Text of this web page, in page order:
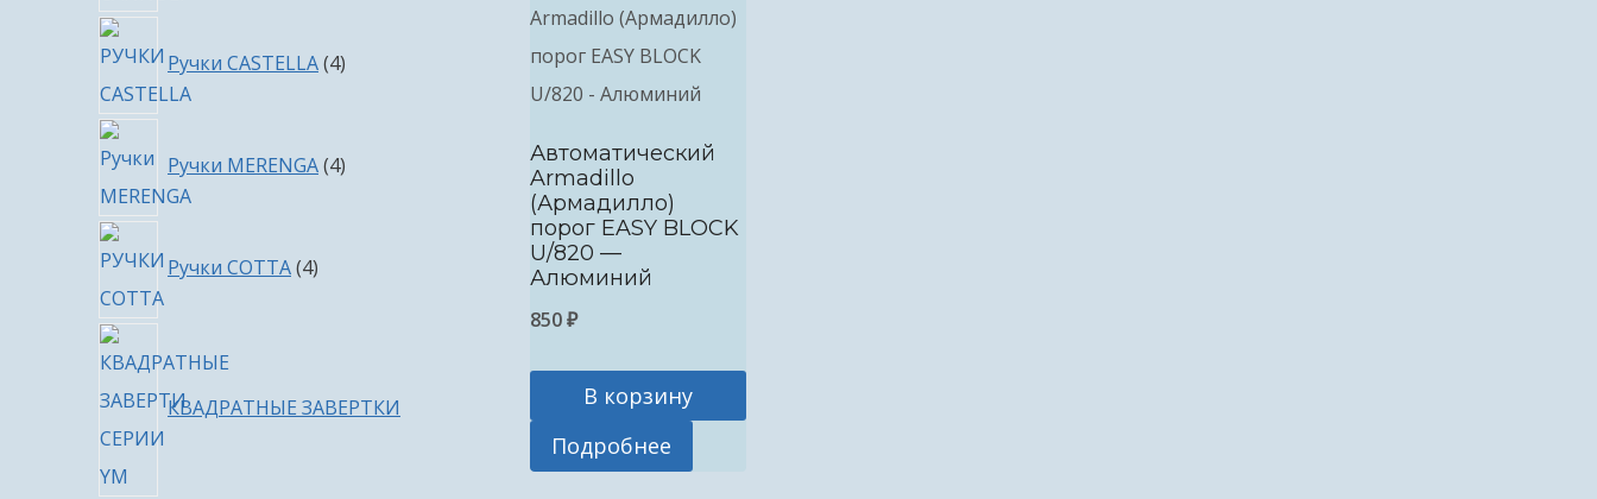
Автоматический
Armadillo
(Армадилло)
порог EASY BLOCK
U/820 —
Алюминий
850₽
В корзину
Подробнее
Ручки CASTELLA 4товара
Ручки MERENGA 4товара
Ручки COTTA 4товара
КВАДРАТНЫЕ ЗАВЕРТКИ